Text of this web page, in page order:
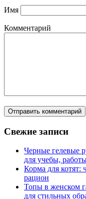
Имя
Комментарий
Свежие записи
Черные гелевые
для учебы,
Корма для котят:
рацион
Топы в женском
для стильных